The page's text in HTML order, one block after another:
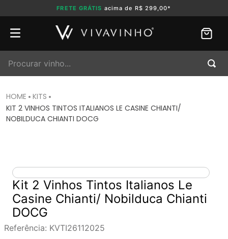
FRETE GRÁTIS acima de R$ 299,00*
KITS
KIT 2 VINHOS TINTOS ITALIANOS LE CASINE CHIANTI/
NOBILDUCA CHIANTI DOCG
Kit 2 Vinhos Tintos Italianos Le
Casine Chianti/ Nobilduca Chianti
DOCG
Referência: KVTI26112025